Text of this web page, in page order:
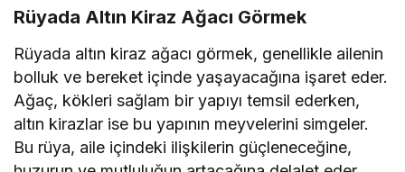
Rüyada Altın Kiraz Ağacı Görmek
Rüyada altın kiraz ağacı görmek, genellikle ailenin
bolluk ve bereket içinde yaşayacağına işaret eder.
Ağaç, kökleri sağlam bir yapıyı temsil ederken,
altın kirazlar ise bu yapının meyvelerini simgeler.
Bu rüya, aile içindeki ilişkilerin güçleneceğine,